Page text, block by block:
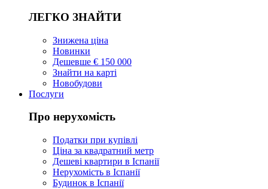
ЛЕГКО ЗНАЙТИ
Знижена ціна
Новинки
Дешевше € 150 000
Знайти на карті
Новобудови
Послуги
Про нерухомість
Податки при купівлі
Ціна за квадратний метр
Дешеві квартири в Іспанії
Нерухомість в Іспанії
Будинок в Іспанії